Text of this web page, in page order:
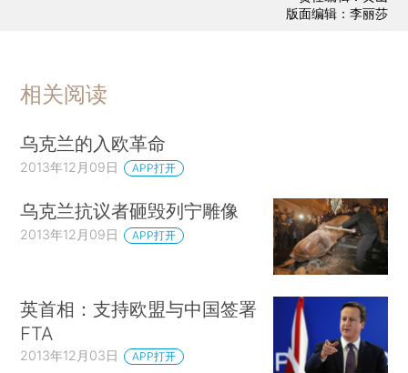
版面编辑：李丽莎
相关阅读
乌克兰的入欧革命
2013年12月09日 APP打开
乌克兰抗议者砸毁列宁雕像
2013年12月09日 APP打开
英首相：支持欧盟与中国签署
FTA
2013年12月03日 APP打开